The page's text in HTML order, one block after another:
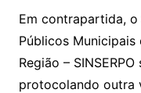
Em contrapartida,
Públicos
Região –
protocolando outra